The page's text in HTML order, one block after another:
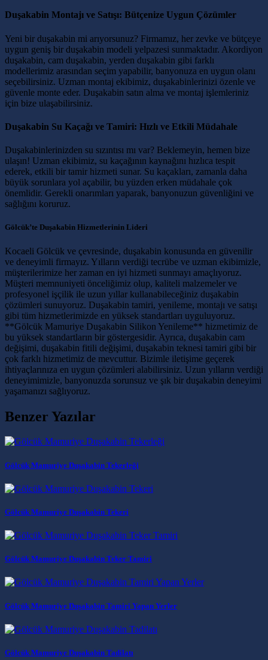
Duşakabin Montajı ve Satışı: Bütçenize Uygun Çözümler
Yeni bir duşakabin mi arıyorsunuz? Firmamız, her zevke ve bütçeye
uygun geniş bir duşakabin modeli yelpazesi sunmaktadır. Akordiyon
duşakabin, cam duşakabin, yerden duşakabin gibi farklı
modellerimiz arasından seçim yapabilir, banyonuza en uygun olanı
seçebilirsiniz. Uzman montaj ekibimiz, duşakabinlerinizi özenle ve
güvenle monte eder. Duşakabin satın alma ve montaj işlemleriniz
için bize ulaşabilirsiniz.
Duşakabin Su Kaçağı ve Tamiri: Hızlı ve Etkili Müdahale
Duşakabinlerinizden su sızıntısı mı var? Beklemeyin, hemen bize
ulaşın! Uzman ekibimiz, su kaçağının kaynağını hızlıca tespit
ederek, etkili bir tamir hizmeti sunar. Su kaçakları, zamanla daha
büyük sorunlara yol açabilir, bu yüzden erken müdahale çok
önemlidir. Gerekli onarımları yaparak, banyonuzun güvenliğini ve
sağlığını koruruz.
Gölcük’te Duşakabin Hizmetlerinin Lideri
Kocaeli Gölcük ve çevresinde, duşakabin konusunda en güvenilir
ve deneyimli firmayız. Yılların verdiği tecrübe ve uzman ekibimizle,
müşterilerimize her zaman en iyi hizmeti sunmayı amaçlıyoruz.
Müşteri memnuniyeti önceliğimiz olup, kaliteli malzemeler ve
profesyonel işçilik ile uzun yıllar kullanabileceğiniz duşakabin
çözümleri sunuyoruz. Duşakabin tamiri, yenileme, montajı ve satışı
gibi tüm hizmetlerimizde en yüksek standartları uyguluyoruz.
**Gölcük Mamuriye Duşakabin Silikon Yenileme** hizmetimiz de
bu yüksek standartların bir göstergesidir. Ayrıca, duşakabin cam
değişimi, duşakabin fitili değişimi, duşakabin teknesi tamiri gibi bir
çok farklı hizmetimiz de mevcuttur. Bizimle iletişime geçerek
ihtiyaçlarınıza en uygun çözümleri alabilirsiniz. Uzun yılların verdiği
deneyimimizle, banyonuzda sorunsuz ve şık bir duşakabin deneyimi
yaşamanızı sağlıyoruz.
Benzer Yazılar
Gölcük Mamuriye Duşakabin Tekerleği
Gölcük Mamuriye Duşakabin Tekeri
Gölcük Mamuriye Duşakabin Teker Tamiri
Gölcük Mamuriye Duşakabin Tamiri Yapan Yerler
Gölcük Mamuriye Duşakabin Tadilatı